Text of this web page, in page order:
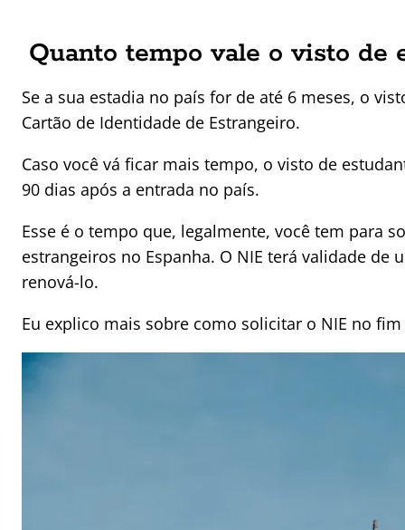
Quanto tempo vale o visto de
Se a sua estadia no país for de até 6 meses, o
Cartão de Identidade de Estrangeiro.
Caso você vá ficar mais tempo, o visto de
90 dias após a entrada no país.
Esse é o tempo que, legalmente, você tem para
estrangeiros no Espanha. O NIE terá validade
renová-lo.
Eu explico mais sobre como solicitar o NIE no